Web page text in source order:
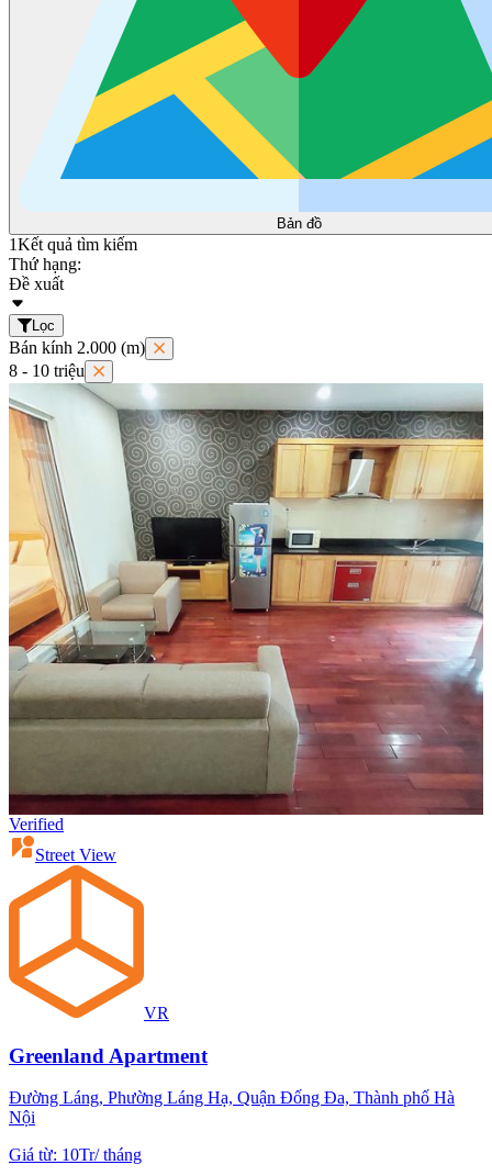
Bản đồ
1Kết quả tìm kiếm
Thứ hạng:
Đề xuất
Lọc
Bán kính 2.000 (m)
8 - 10 triệu
Verified
Street View
VR
Greenland Apartment
Đường Láng, Phường Láng Hạ, Quận Đống Đa, Thành phố Hà
Nội
Giá từ: 10Tr/tháng